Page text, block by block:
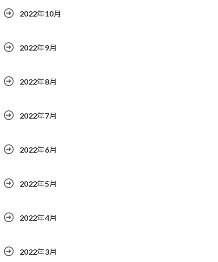
2022年10月
2022年9月
2022年8月
2022年7月
2022年6月
2022年5月
2022年4月
2022年3月